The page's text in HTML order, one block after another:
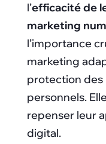
l’efficacité de
marketing
l’importance
marketing
protection
personnels.
repenser leur
digital.